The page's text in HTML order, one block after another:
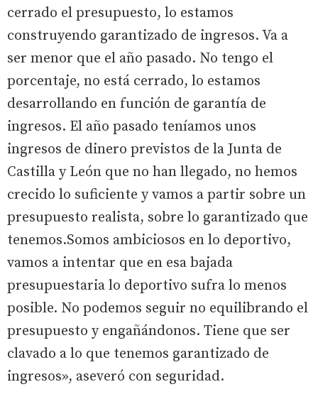
cerrado el presupuesto, lo estamos
construyendo garantizado de ingresos. Va a
ser menor que el año pasado. No tengo el
porcentaje, no está cerrado, lo estamos
desarrollando en función de garantía de
ingresos. El año pasado teníamos unos
ingresos de dinero previstos de la Junta de
Castilla y León que no han llegado, no hemos
crecido lo suficiente y vamos a partir sobre un
presupuesto realista, sobre lo garantizado que
tenemos.Somos ambiciosos en lo deportivo,
vamos a intentar que en esa bajada
presupuestaria lo deportivo sufra lo menos
posible. No podemos seguir no equilibrando el
presupuesto y engañándonos. Tiene que ser
clavado a lo que tenemos garantizado de
ingresos», aseveró con seguridad.